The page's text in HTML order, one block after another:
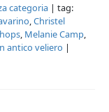
categoria | tag:
,Christel
, Melanie Camp,
antico veliero |